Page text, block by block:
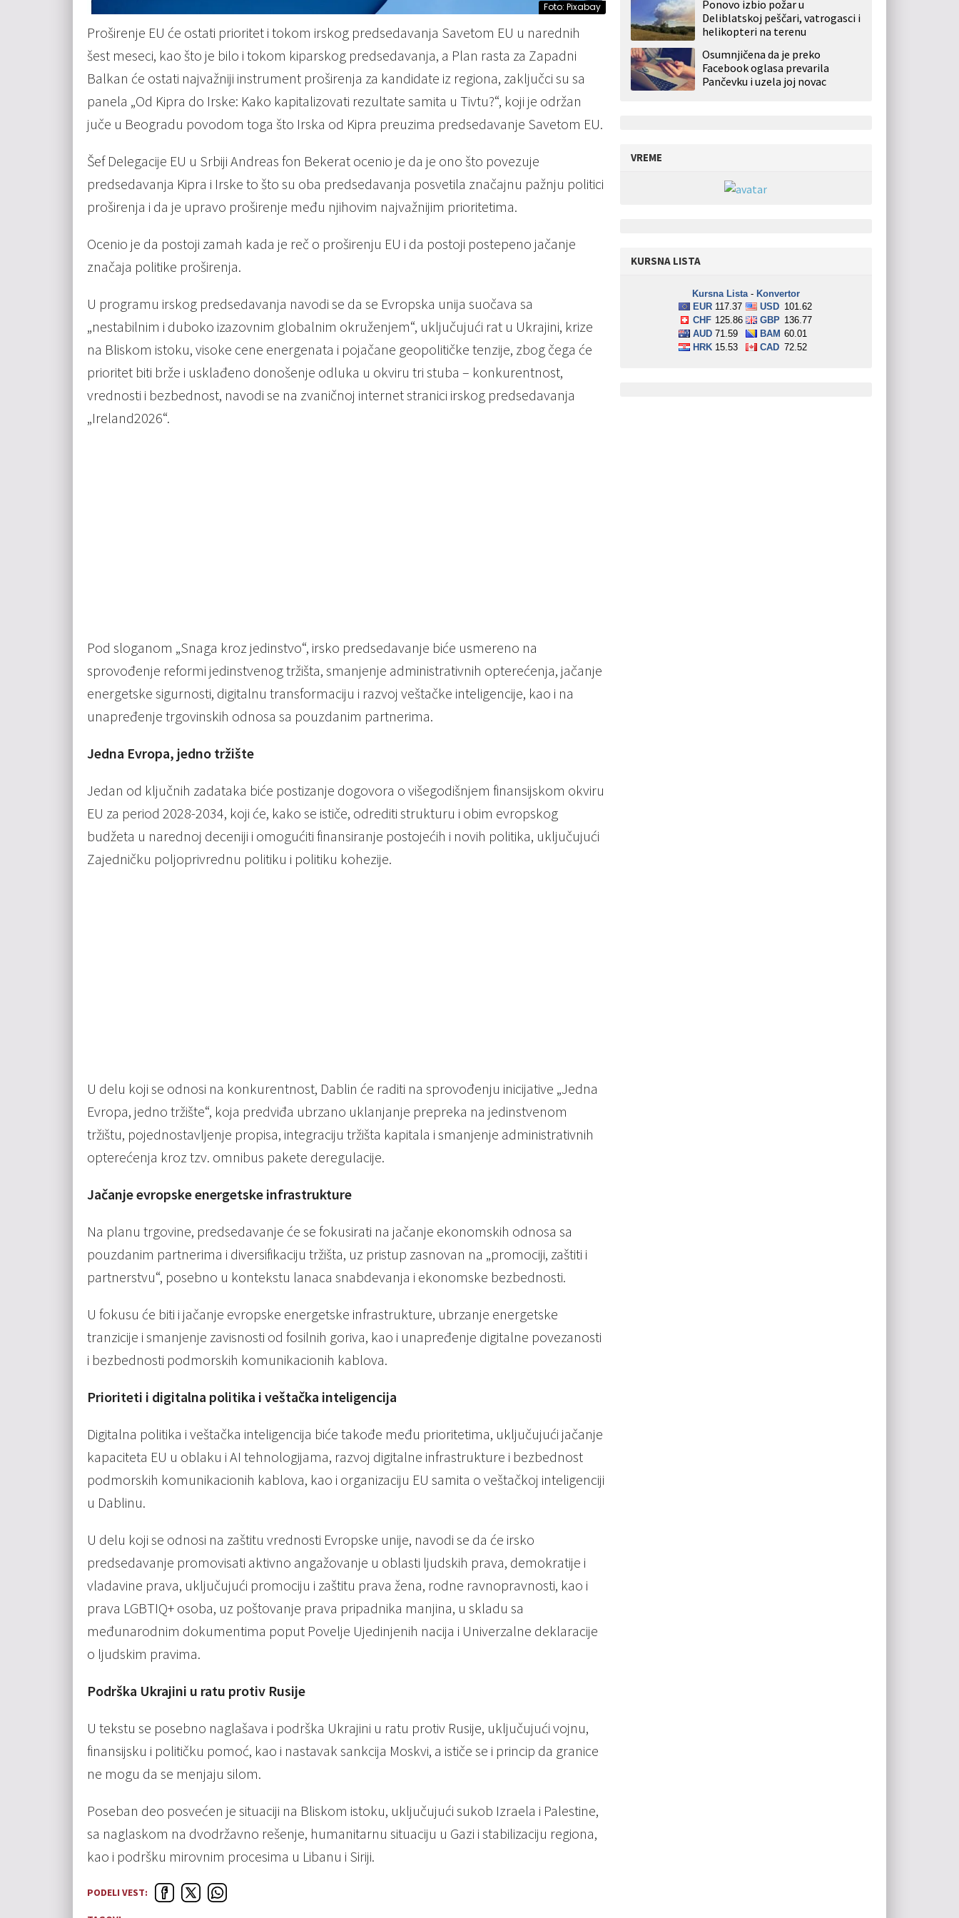
Foto: Pixabay
Proširenje EU će ostati prioritet i tokom irskog predsedavanja Savetom EU u narednih
šest meseci, kao što je bilo i tokom kiparskog predsedavanja, a Plan rasta za Zapadni
Balkan će ostati najvažniji instrument proširenja za kandidate iz regiona, zaključci su sa
panela „Od Kipra do Irske: Kako kapitalizovati rezultate samita u Tivtu?“, koji je održan
juče u Beogradu povodom toga što Irska od Kipra preuzima predsedavanje Savetom EU.
Šef Delegacije EU u Srbiji Andreas fon Bekerat ocenio je da je ono što povezuje
predsedavanja Kipra i Irske to što su oba predsedavanja posvetila značajnu pažnju politici
proširenja i da je upravo proširenje među njihovim najvažnijim prioritetima.
Ocenio je da postoji zamah kada je reč o proširenju EU i da postoji postepeno jačanje
značaja politike proširenja.
U programu irskog predsedavanja navodi se da se Evropska unija suočava sa
„nestabilnim i duboko izazovnim globalnim okruženjem“, uključujući rat u Ukrajini, krize
na Bliskom istoku, visoke cene energenata i pojačane geopolitičke tenzije, zbog čega će
prioritet biti brže i usklađeno donošenje odluka u okviru tri stuba – konkurentnost,
vrednosti i bezbednost, navodi se na zvaničnoj internet stranici irskog predsedavanja
„Ireland2026“.
Pod sloganom „Snaga kroz jedinstvo“, irsko predsedavanje biće usmereno na
sprovođenje reformi jedinstvenog tržišta, smanjenje administrativnih opterećenja, jačanje
energetske sigurnosti, digitalnu transformaciju i razvoj veštačke inteligencije, kao i na
unapređenje trgovinskih odnosa sa pouzdanim partnerima.
Jedna Evropa, jedno tržište
Jedan od ključnih zadataka biće postizanje dogovora o višegodišnjem finansijskom okviru
EU za period 2028-2034, koji će, kako se ističe, odrediti strukturu i obim evropskog
budžeta u narednoj deceniji i omogućiti finansiranje postojećih i novih politika, uključujući
Zajedničku poljoprivrednu politiku i politiku kohezije.
U delu koji se odnosi na konkurentnost, Dablin će raditi na sprovođenju inicijative „Jedna
Evropa, jedno tržište“, koja predviđa ubrzano uklanjanje prepreka na jedinstvenom
tržištu, pojednostavljenje propisa, integraciju tržišta kapitala i smanjenje administrativnih
opterećenja kroz tzv. omnibus pakete deregulacije.
Jačanje evropske energetske infrastrukture
Na planu trgovine, predsedavanje će se fokusirati na jačanje ekonomskih odnosa sa
pouzdanim partnerima i diversifikaciju tržišta, uz pristup zasnovan na „promociji, zaštiti i
partnerstvu“, posebno u kontekstu lanaca snabdevanja i ekonomske bezbednosti.
U fokusu će biti i jačanje evropske energetske infrastrukture, ubrzanje energetske
tranzicije i smanjenje zavisnosti od fosilnih goriva, kao i unapređenje digitalne povezanosti
i bezbednosti podmorskih komunikacionih kablova.
Prioriteti i digitalna politika i veštačka inteligencija
Digitalna politika i veštačka inteligencija biće takođe među prioritetima, uključujući jačanje
kapaciteta EU u oblaku i AI tehnologijama, razvoj digitalne infrastrukture i bezbednost
podmorskih komunikacionih kablova, kao i organizaciju EU samita o veštačkoj inteligenciji
u Dablinu.
U delu koji se odnosi na zaštitu vrednosti Evropske unije, navodi se da će irsko
predsedavanje promovisati aktivno angažovanje u oblasti ljudskih prava, demokratije i
vladavine prava, uključujući promociju i zaštitu prava žena, rodne ravnopravnosti, kao i
prava LGBTIQ+ osoba, uz poštovanje prava pripadnika manjina, u skladu sa
međunarodnim dokumentima poput Povelje Ujedinjenih nacija i Univerzalne deklaracije
o ljudskim pravima.
Podrška Ukrajini u ratu protiv Rusije
U tekstu se posebno naglašava i podrška Ukrajini u ratu protiv Rusije, uključujući vojnu,
finansijsku i političku pomoć, kao i nastavak sankcija Moskvi, a ističe se i princip da granice
ne mogu da se menjaju silom.
Poseban deo posvećen je situaciji na Bliskom istoku, uključujući sukob Izraela i Palestine,
sa naglaskom na dvodržavno rešenje, humanitarnu situaciju u Gazi i stabilizaciju regiona,
kao i podršku mirovnim procesima u Libanu i Siriji.
PODELI VEST:
Ponovo izbio požar u
Deliblatskoj peščari, vatrogasci i
helikopteri na terenu
Osumnjičena da je preko
Facebook oglasa prevarila
Pančevku i uzela joj novac
VREME
KURSNA LISTA